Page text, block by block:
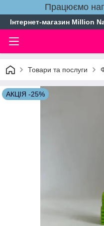
Працюємо
Інтернет-магазин Million
Товари та послуги
АКЦІЯ -25%